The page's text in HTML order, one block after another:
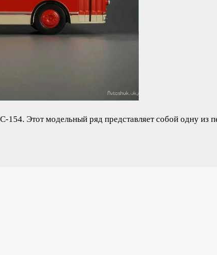
154. Этот модельный ряд представляет собой одну из